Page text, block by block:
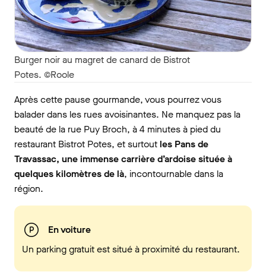
Burger noir au magret de canard de Bistrot
Potes. ©Roole
Après cette pause gourmande, vous pourrez vous
balader dans les rues avoisinantes. Ne manquez pas la
beauté de la rue Puy Broch, à 4 minutes à pied du
restaurant Bistrot Potes, et surtoutles Pans de
Travassac, une immense carrière d’ardoise située à
quelques kilomètres de là, incontournable dans la
région.
En voiture
Un parking gratuit est situé à proximité du restaurant.